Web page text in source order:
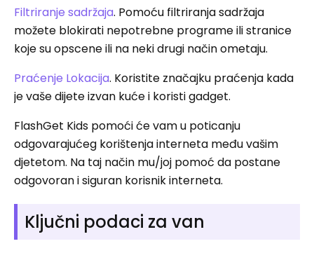
Filtriranje sadržaja. Pomoću filtriranja sadržaja
možete blokirati nepotrebne programe ili stranice
koje su opscene ili na neki drugi način ometaju.
Praćenje Lokacija. Koristite značajku praćenja kada
je vaše dijete izvan kuće i koristi gadget.
FlashGet Kids pomoći će vam u poticanju
odgovarajućeg korištenja interneta među vašim
djetetom. Na taj način mu/joj pomoć da postane
odgovoran i siguran korisnik interneta.
Ključni podaci za van